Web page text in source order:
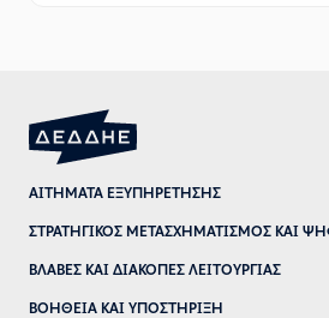
ΑΙΤΗΜΑΤΑ ΕΞΥΠΗΡΕΤΗΣΗΣ
ΣΤΡΑΤΗΓΙΚΟΣ ΜΕΤΑΣΧΗΜΑΤΙΣΜΟΣ ΚΑΙ
ΒΛΑΒΕΣ ΚΑΙ ΔΙΑΚΟΠΕΣ ΛΕΙΤΟΥΡΓΙΑΣ
ΒΟΗΘΕΙΑ ΚΑΙ ΥΠΟΣΤΗΡΙΞΗ